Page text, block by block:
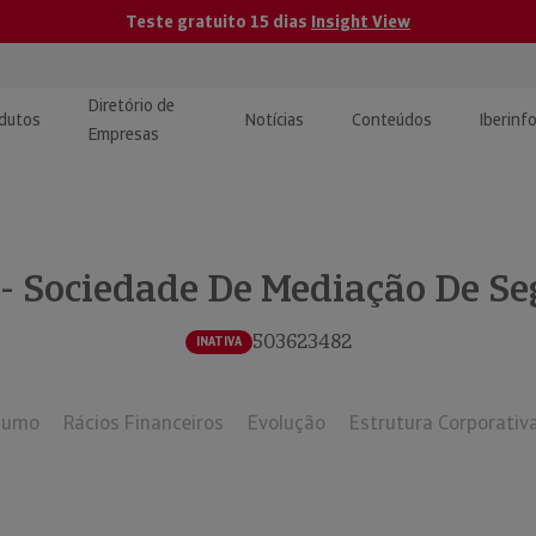
Teste gratuito 15 dias Insight View
e Monitorização de
Diretório de
Empresas
Notícias Conteúdos
| Estudos e
Sociedade De Mediação De
INATIVA 503623482
Rácios Financeiros Evolução Estrutura Corporativa